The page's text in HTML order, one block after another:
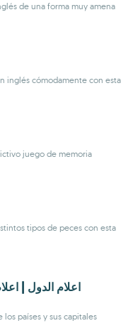
de una forma muy amena
inglés cómodamente con esta
juego de memoria
tipos de peces con esta
اعلام الدول |
países y sus capitales